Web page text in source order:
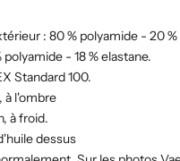
: 80 % polyamide - 20 %
polyamide - 18 % elastane.
Standard 100.
à l'ombre
à froid.
dessus